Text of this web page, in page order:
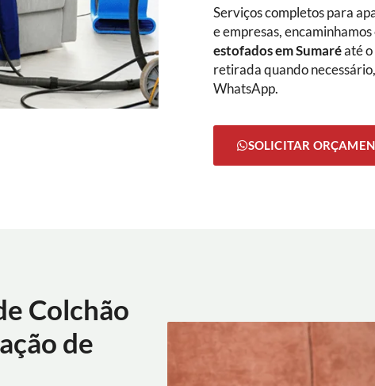
Serviços completos para
e empresas, encaminhamos
estofados em Sumaréaté
retirada quando
WhatsApp.
SOLICITAR
Colchão
de